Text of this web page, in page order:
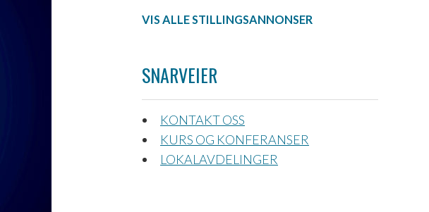
VIS ALLE STILLINGSANNONSER
SNARVEIER
KONTAKT OSS
KURS OG KONFERANSER
LOKALAVDELINGER